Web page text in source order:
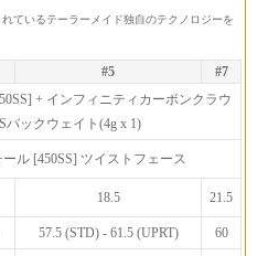
ているテーラーメイド独自のテクノロジーを
#5 #7
+ インフィニティカーボンクラウ
バックウェイト(4g x 1)
ル [450SS] ツイストフェース
18.5 21.5
57.5 (STD) - 61.5 (UPRT)
60